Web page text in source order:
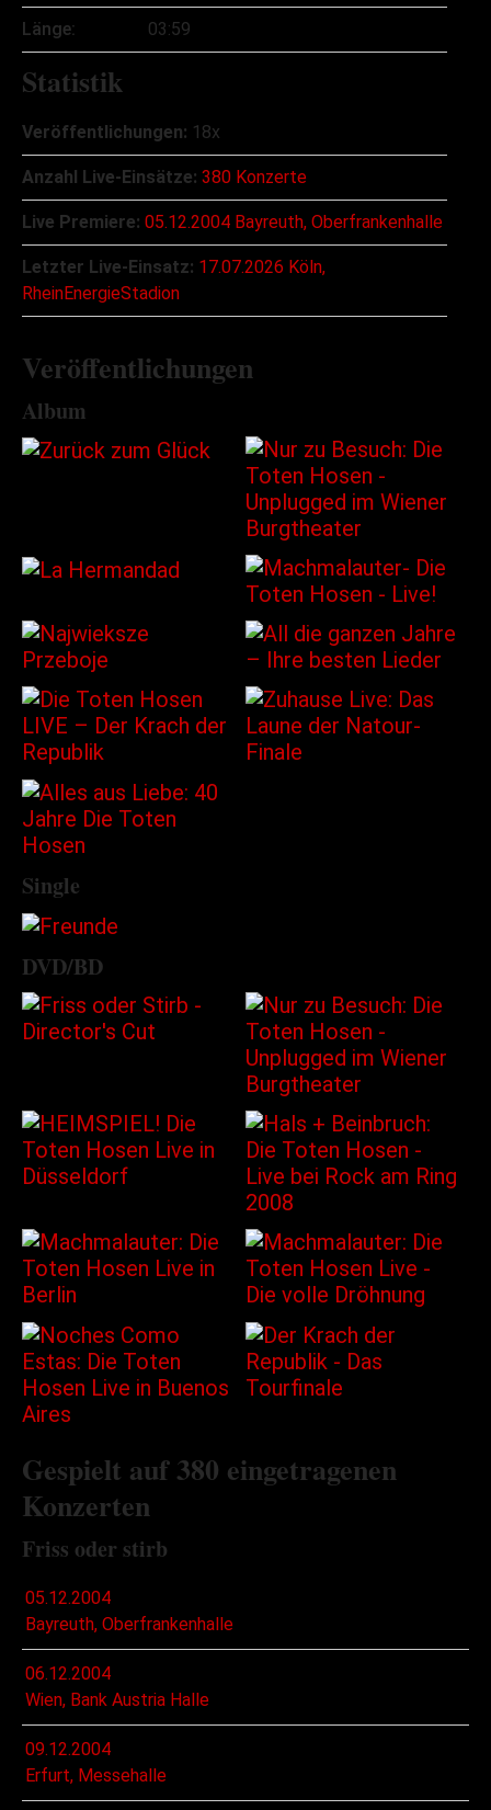
Länge: 03:59
Statistik
Veröffentlichungen: 18x
Anzahl Live-Einsätze: 380 Konzerte
Live Premiere: 05.12.2004 Bayreuth, Oberfrankenhalle
Letzter Live-Einsatz: 17.07.2026 Köln,
RheinEnergieStadion
Veröffentlichungen
Album
Single
DVD/BD
Gespielt auf 380 eingetragenen
Konzerten
Friss oder stirb
05.12.2004
Bayreuth, Oberfrankenhalle
06.12.2004
Wien, Bank Austria Halle
09.12.2004
Erfurt, Messehalle